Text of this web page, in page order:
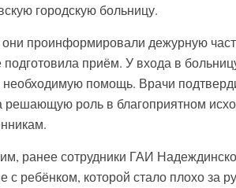
городскую больницу.
проинформировали дежурную
подготовила приём. У входа в
необходимую помощь. Врачи
решающую роль в благоприятном
ранее сотрудники ГАИ
с ребёнком, которой стало плохо за